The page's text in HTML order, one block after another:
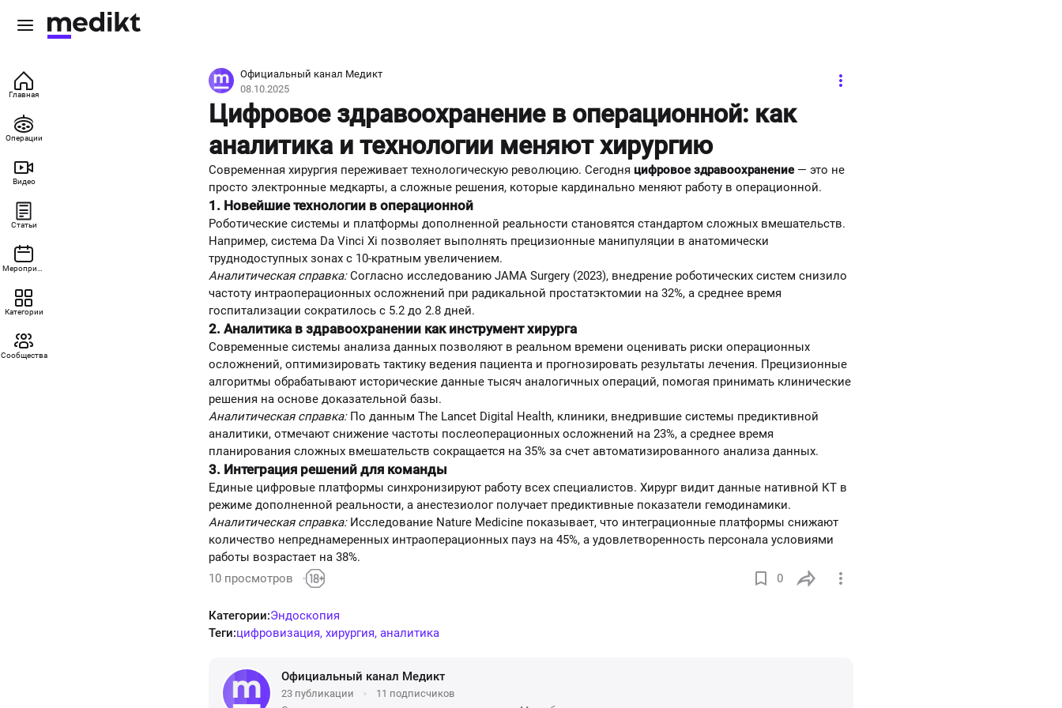
Главная
Операции
Видео
Статьи
Категории
Сообщества
Официальный канал Медикт
08.10.2025
Цифровое здравоохранение в операционной: как
аналитика и технологии меняют хирургию
Современная хирургия переживает технологическую революцию. Сегодня цифровое здравоохранение— это не
просто электронные медкарты, а сложные решения, которые кардинально меняют работу в операционной.
1. Новейшие технологии в операционной
Роботические системы и платформы дополненной реальности становятся стандартом сложных вмешательств.
Например, система Da Vinci Xi позволяет выполнять прецизионные манипуляции в анатомически
труднодоступных зонах с 10-кратным увеличением.
Аналитическая справка:Согласно исследованию JAMA Surgery (2023), внедрение роботических систем снизило
частоту интраоперационных осложнений при радикальной простатэктомии на 32%, а среднее время
госпитализации сократилось с 5.2 до 2.8 дней.
2. Аналитика в здравоохранении как инструмент хирурга
Современные системы анализа данных позволяют в реальном времени оценивать риски операционных
осложнений, оптимизировать тактику ведения пациента и прогнозировать результаты лечения. Прецизионные
алгоритмы обрабатывают исторические данные тысяч аналогичных операций, помогая принимать клинические
решения на основе доказательной базы.
Аналитическая справка:По данным The Lancet Digital Health, клиники, внедрившие системы предиктивной
аналитики, отмечают снижение частоты послеоперационных осложнений на 23%, а среднее время
планирования сложных вмешательств сокращается на 35% за счет автоматизированного анализа данных.
3. Интеграция решений для команды
Единые цифровые платформы синхронизируют работу всех специалистов. Хирург видит данные нативной КТ в
режиме дополненной реальности, а анестезиолог получает предиктивные показатели гемодинамики.
Аналитическая справка:Исследование Nature Medicine показывает, что интеграционные платформы снижают
количество непреднамеренных интраоперационных пауз на 45%, а удовлетворенность персонала условиями
работы возрастает на 38%.
10 просмотров
0
Категории Эндоскопия
Теги цифровизация, хирургия, аналитика
Официальный канал Медикт
23 публикации
11 подписчиков